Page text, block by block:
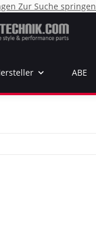
Zur Suche springen
ABE